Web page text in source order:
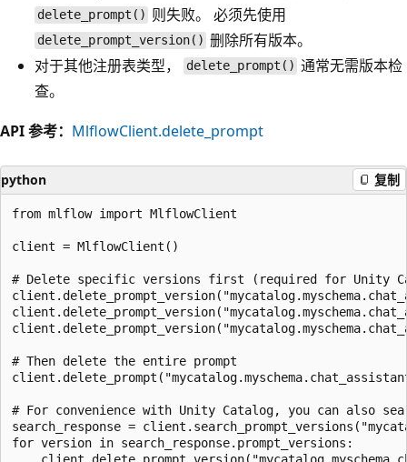
delete_prompt() 则失败。 必须先使用
delete_prompt_version() 删除所有版本。
对于其他注册表类型，
delete_prompt() 通常无需版本检
查。
API 参考： MlflowClient.delete_prompt
python 复制
from mlflow import MlflowClient
client = MlflowClient()
# Delete specific versions first (required for Unity
# Then delete the entire prompt
# For convenience with Unity Catalog, you can also
search_response =
for version in search_response.prompt_versions: